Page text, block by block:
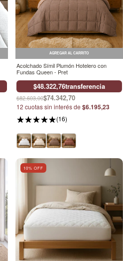
AGREGAR AL CARRITO
Acolchado Símil Plumón Hotelero con
Fundas Queen - Pret
$48.322,76transferencia
$82.603,00$74.342,70
12 cuotas sin interés de $6.195,23
(16)
10% OFF